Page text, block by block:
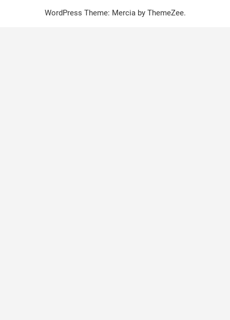
WordPress Theme: Mercia by ThemeZee.